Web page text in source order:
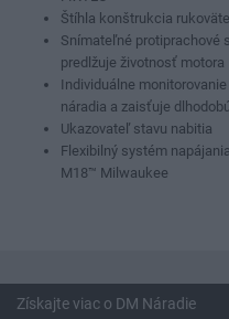
Štíhla konštrukcia rukoväte
Snímateľné protiprachové
predlžuje životnosť motora
Individuálne
náradia a zaisťuje
Ukazovateľ stavu nabitia
Flexibilný systém
M18™ Milwaukee
Získajte viac o DM Náradie